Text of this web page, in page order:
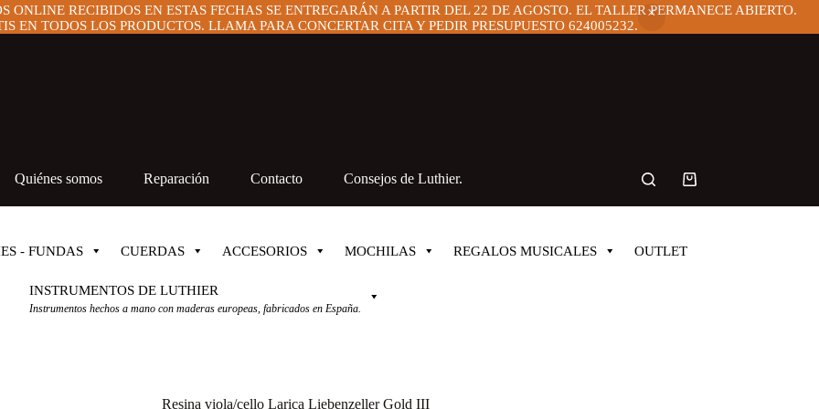
RECIBIDOS EN ESTAS FECHAS SE ENTREGARÁN A PARTIR DEL 22 DE AGOSTO. EL TALLER PERMANECE ABIERTO.
EN TODOS LOS PRODUCTOS. LLAMA PARA CONCERTAR CITA Y PEDIR PRESUPUESTO 624005232.
Quiénes somos Reparación Contacto Consejos de Luthier.
Carro
- FUNDAS CUERDAS ACCESORIOS MOCHILAS REGALOS MUSICALES OUTLET
INSTRUMENTOS DE LUTHIER
Instrumentos hechos a mano con maderas europeas, fabricados en España.
Resina viola/cello Larica Liebenzeller Gold III